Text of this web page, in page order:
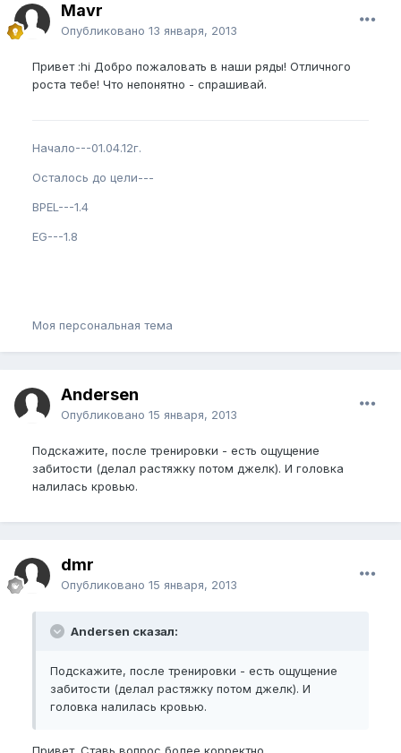
Mavr
Опубликовано 13 января, 2013
Привет :hi Добро пожаловать в наши ряды! Отличного
роста тебе! Что непонятно - спрашивай.
Начало---01.04.12г.
Осталось до цели---
BPEL---1.4
EG---1.8
Моя персональная тема
Andersen
Опубликовано 15 января, 2013
Подскажите, после тренировки - есть ощущение
забитости (делал растяжку потом джелк). И головка
налилась кровью.
dmr
Опубликовано 15 января, 2013
Andersen сказал:
Подскажите, после тренировки - есть ощущение
забитости (делал растяжку потом джелк). И
головка налилась кровью.